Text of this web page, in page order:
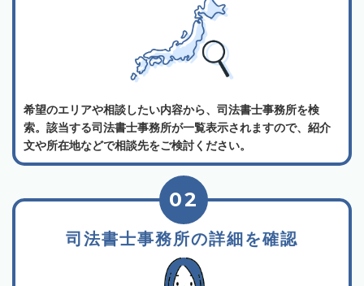
希望のエリアや相談したい内容から、司法書士事務所を検
索。該当する司法書士事務所が一覧表示されますので、紹介
文や所在地などで相談先をご検討ください。
司法書士事務所の詳細を確認
02